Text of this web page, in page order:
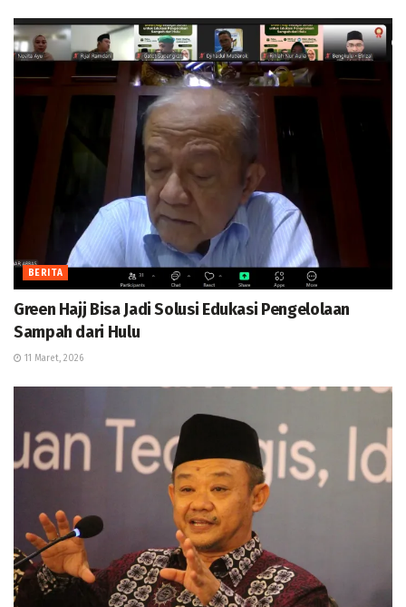
BERITA
Green Hajj Bisa Jadi Solusi Edukasi Pengelolaan
Sampah dari Hulu
11 Maret, 2026